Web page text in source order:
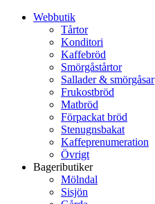
Webbutik
Tårtor
Konditori
Kaffebröd
Smörgåstårtor
Sallader & smörgåsar
Frukostbröd
Matbröd
Förpackat bröd
Stenugnsbakat
Kaffeprenumeration
Övrigt
Bageributiker
Mölndal
Sisjön